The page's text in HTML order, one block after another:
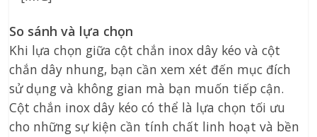
So sánh và lựa chọn
Khi lựa chọn giữa cột chắn inox dây kéo và cột
chắn dây nhung, bạn cần xem xét đến mục đích
sử dụng và không gian mà bạn muốn tiếp cận.
Cột chắn inox dây kéo có thể là lựa chọn tối ưu
cho những sự kiện cần tính chất linh hoạt và bền